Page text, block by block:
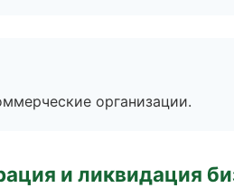
организации.
и ликвидация